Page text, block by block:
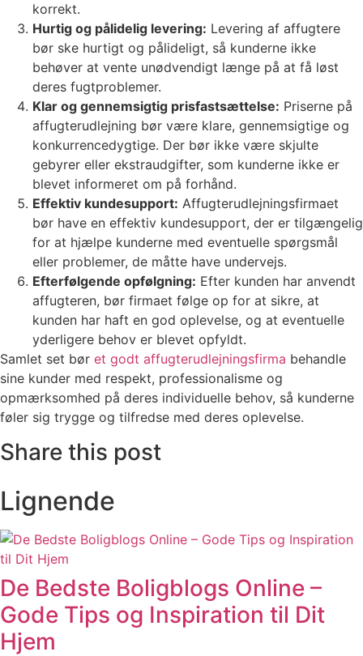
korrekt.
Hurtig og pålidelig levering: Levering af affugtere
bør ske hurtigt og pålideligt, så kunderne ikke
behøver at vente unødvendigt længe på at få løst
deres fugtproblemer.
Klar og gennemsigtig prisfastsættelse: Priserne på
affugterudlejning bør være klare, gennemsigtige og
konkurrencedygtige. Der bør ikke være skjulte
gebyrer eller ekstraudgifter, som kunderne ikke er
blevet informeret om på forhånd.
Effektiv kundesupport: Affugterudlejningsfirmaet
bør have en effektiv kundesupport, der er tilgængelig
for at hjælpe kunderne med eventuelle spørgsmål
eller problemer, de måtte have undervejs.
Efterfølgende opfølgning: Efter kunden har anvendt
affugteren, bør firmaet følge op for at sikre, at
kunden har haft en god oplevelse, og at eventuelle
yderligere behov er blevet opfyldt.
Samlet set bør et godt affugterudlejningsfirma behandle
sine kunder med respekt, professionalisme og
opmærksomhed på deres individuelle behov, så kunderne
føler sig trygge og tilfredse med deres oplevelse.
Share this post
Lignende
De Bedste Boligblogs Online –
Gode Tips og Inspiration til Dit
Hjem